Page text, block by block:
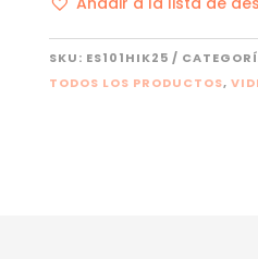
SKU: ES101HIK25
TODOS LOS PRODUCTOS,